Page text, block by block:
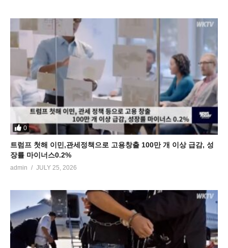
0
트럼프 첫해 이민,관세정책으로 고용창출 100만 개 이상 급감, 성
장률 마이너스0.2%
admin JULY 25, 2026